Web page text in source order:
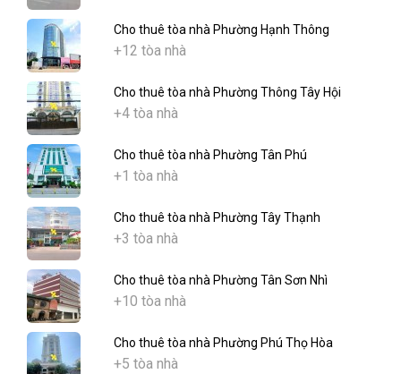
Cho thuê tòa nhà Phường Hạnh Thông
+12 tòa nhà
Cho thuê tòa nhà Phường Thông Tây Hội
+4 tòa nhà
Cho thuê tòa nhà Phường Tân Phú
+1 tòa nhà
Cho thuê tòa nhà Phường Tây Thạnh
+3 tòa nhà
Cho thuê tòa nhà Phường Tân Sơn Nhì
+10 tòa nhà
Cho thuê tòa nhà Phường Phú Thọ Hòa
+5 tòa nhà